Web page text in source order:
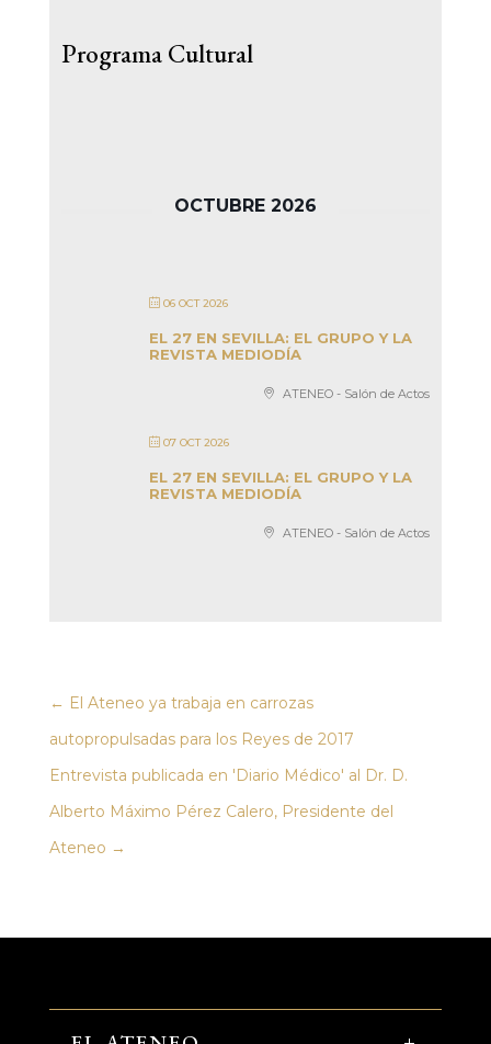
Programa Cultural
OCTUBRE 2026
06 OCT 2026
EL 27 EN SEVILLA: EL GRUPO Y LA
REVISTA MEDIODÍA
ATENEO - Salón de Actos
07 OCT 2026
EL 27 EN SEVILLA: EL GRUPO Y LA
REVISTA MEDIODÍA
ATENEO - Salón de Actos
← El Ateneo ya trabaja en carrozas
autopropulsadas para los Reyes de 2017
Entrevista publicada en 'Diario Médico' al Dr. D.
Alberto Máximo Pérez Calero, Presidente del
Ateneo →